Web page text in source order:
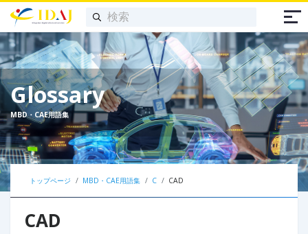
Glossary
MBD・CAE用語集
トップページ MBD・CAE用語集 C CAD
CAD